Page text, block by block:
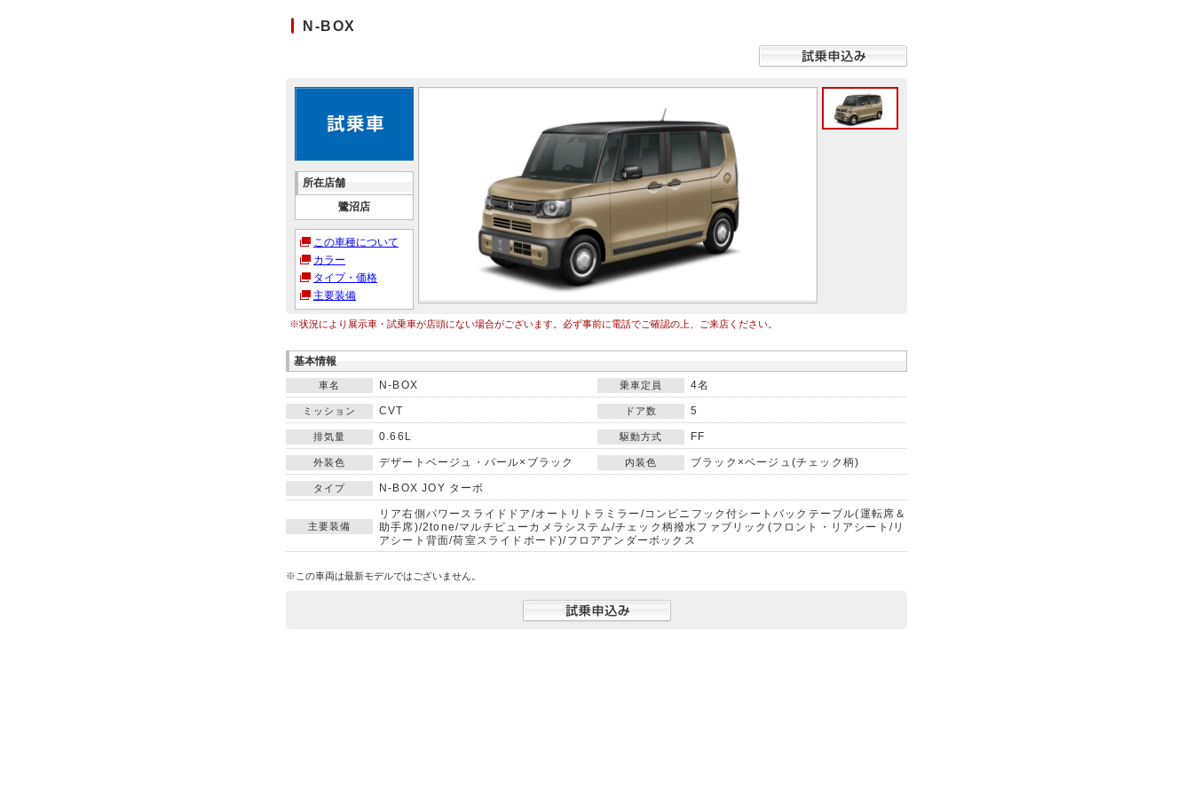
N-BOX
所在店舗
鷺沼店
この車種について
カラー
タイプ・価格
主要装備
※状況により展示車・試乗車が店頭にない場合がございます。必ず事前に電話でご確認の上、ご来店ください。
基本情報
車名 N-BOX 乗車定員 4名
ミッション CVT ドア数 5
排気量 0.66L 駆動方式 FF
外装色 デザートベージュ・パール×ブラック 内装色 ブラック×ベージュ(チェック柄)
タイプ N-BOX JOY ターボ
主要装備
リア右側パワースライドドア/オートリトラミラー/コンビニフック付シートバックテーブル(運転席＆
助手席)/2tone/マルチビューカメラシステム/チェック柄撥水ファブリック(フロント・リアシート/リ
アシート背面/荷室スライドボード)/フロアアンダーボックス
※この車両は最新モデルではございません。